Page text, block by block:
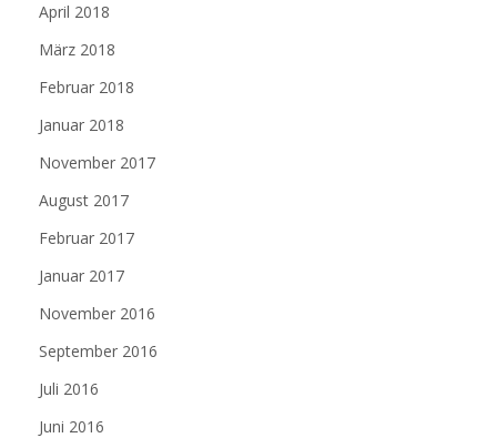
April 2018
März 2018
Februar 2018
Januar 2018
November 2017
August 2017
Februar 2017
Januar 2017
November 2016
September 2016
Juli 2016
Juni 2016